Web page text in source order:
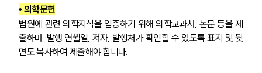
• 의학문헌
법원에 관련 의학지식을 입증하기 위해 의학교과서, 논문 등을 제
출하며, 발행 연월일, 저자, 발행처가 확인할 수 있도록 표지 및 뒷
면도 복사하여 제출해야 합니다.